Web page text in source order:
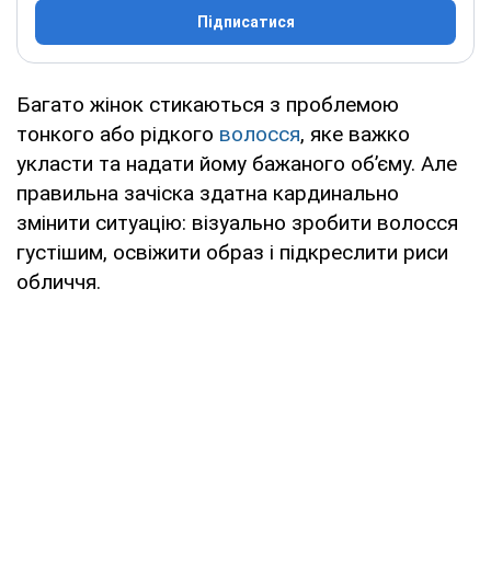
Підписатися
Багато жінок стикаються з проблемою
тонкого або рідкого волосся, яке важко
укласти та надати йому бажаного об’єму. Але
правильна зачіска здатна кардинально
змінити ситуацію: візуально зробити волосся
густішим, освіжити образ і підкреслити риси
обличчя.